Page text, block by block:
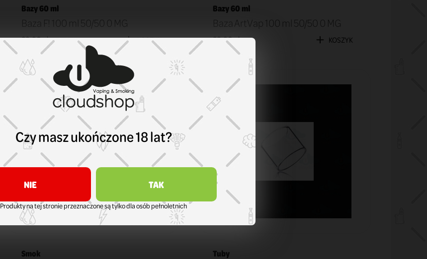
Bazy 60 ml
Baza F! 100 ml 50/50 0 MG
29,90 zł KOSZYK
Bazy 60 ml
Baza ArtVap 100 ml 50/50 0 MG
29,90 zł KOSZYK
Smok Tuby
Czy masz ukończone 18 lat?
NIE TAK
Produkty na tej stronie przeznaczone są tylko dla osób pełnoletnich